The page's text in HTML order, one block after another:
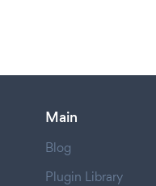
Main
Blog
Plugin Library